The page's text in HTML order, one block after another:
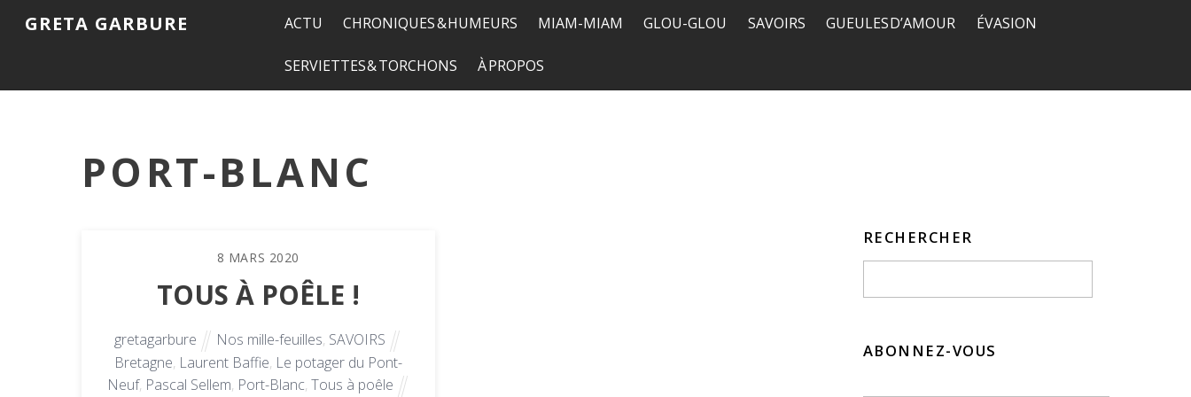
GRETA GARBURE ACTU CHRONIQUES & HUMEURS MIAM-MIAM GLOU-GLOU SAVOIRS GUEULES D’AMOUR ÉVASION
SERVIETTES & TORCHONS À PROPOS
PORT-BLANC
8 MARS 2020
TOUS À POÊLE !
gretagarbure Nos mille-feuilles, SAVOIRS
Bretagne, Laurent Baffie, Le potager du Pont-
Neuf, Pascal Sellem, Port-Blanc, Tous à poêle
RECHERCHER
ABONNEZ-VOUS